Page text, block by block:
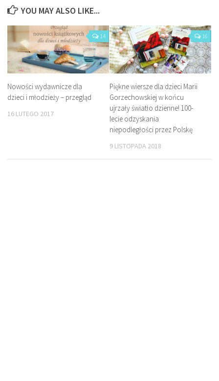
YOU MAY ALSO LIKE...
14
Nowości wydawnicze dla
dzieci i młodzieży – przegląd
16 LUTEGO 2017
16
Piękne wiersze dla dzieci Marii
Gorzechowskiej w końcu
ujrzały światło dzienne! 100-
lecie odzyskania
niepodległości przez Polskę
9 LISTOPADA 2018